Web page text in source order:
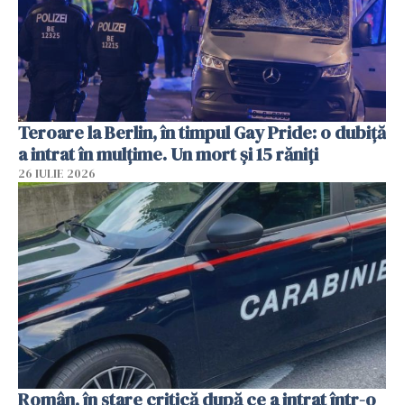
Teroare la Berlin, în timpul Gay Pride: o dubiță
a intrat în mulțime. Un mort și 15 răniți
26 IULIE 2026
Român, în stare critică după ce a intrat într-o